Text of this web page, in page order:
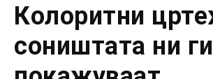
Колоритни
соништата ни ги